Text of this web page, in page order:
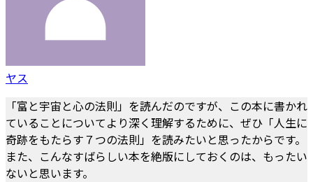
ヤス
「富と宇宙と心の法則」を読んだのですが、この本に書かれ
ていることについてより深く理解するために、ぜひ「人生に
奇跡をもたらす７つの法則」を読みたいと思ったからです。
また、こんなすばらしい本を絶版にしておくのは、もったい
ないと思います。